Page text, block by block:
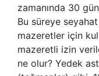
zamanında 30
Bu süreye
mazeretler için
mazeretli izin
ne olur? Yedek